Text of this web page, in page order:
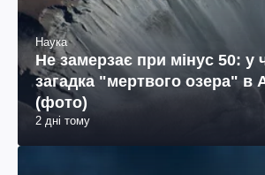
Наука
Не замерзає при мінус 50: у
загадка "мертвого озера" в
(фото)
2 дні тому